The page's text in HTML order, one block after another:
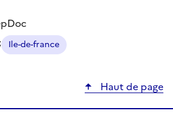
; Ile-de-france
Haut de page